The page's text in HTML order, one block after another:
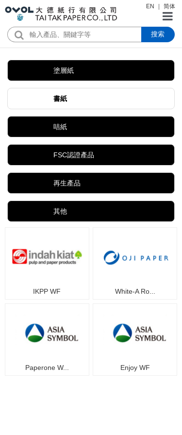
EN 简体
首頁
公
產品
證
搜索
IKPP WF White-A Ro...
Paperone W... Enjoy WF
塗層紙
書紙
咭紙
FSC認證產品
再生產品
其他